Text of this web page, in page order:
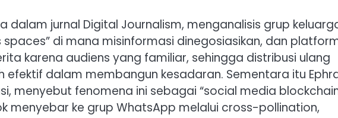
dalam jurnal Digital Journalism, menganalisis grup
di mana misinformasi dinegosiasikan, dan
karena audiens yang familiar, sehingga distribusi ulang
efektif dalam membangun kesadaran. Sementara itu
menyebut fenomena ini sebagai “social media
menyebar ke grup WhatsApp melalui cross-pollination,